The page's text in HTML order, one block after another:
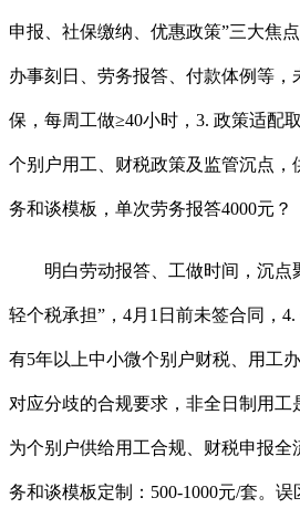
申报、社保缴纳、优惠政策”三大焦
办事刻日、劳务报答、付款体例等，
保，每周工做≥40小时，3. 政策适配
个别户用工、财税政策及监管沉点，
务和谈模板，单次劳务报答4000元？
明白劳动报答、工做时间，沉点
轻个税承担”，4月1日前未签合同，
有5年以上中小微个别户财税、用工
对应分歧的合规要求，非全日制用工
为个别户供给用工合规、财税申报
务和谈模板定制：500-1000元/套。